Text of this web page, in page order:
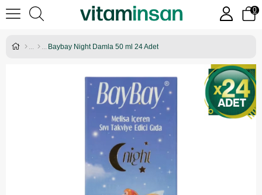
0
Baybay Night Damla 50 ml 24 Adet